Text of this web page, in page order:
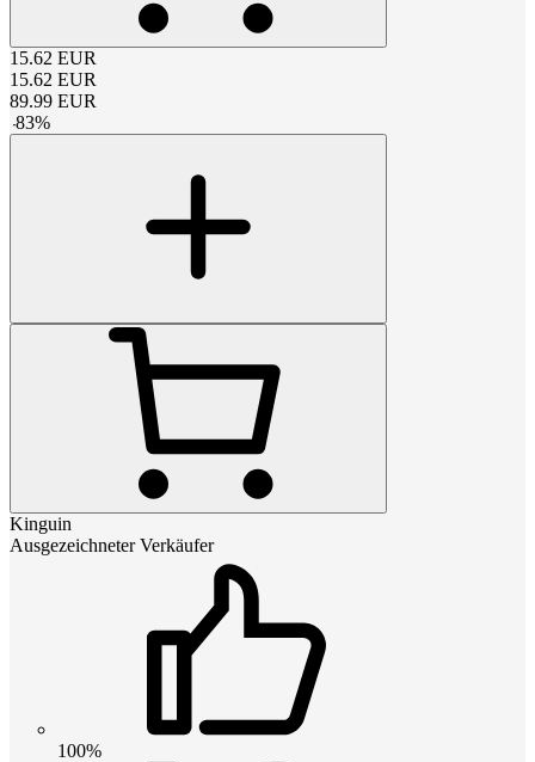
15.62 EUR
15.62 EUR
89.99 EUR
-83%
Kinguin
Ausgezeichneter Verkäufer
100%